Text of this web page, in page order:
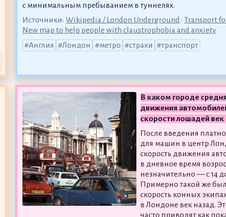
с минимальным пребыванием в туннелях.
Источники: Wikipedia / London Underground •Transport
New map to help people with claustrophobia and anxiety
Англия
Лондон метро страхи транспорт
В каком городе
движения
скорости лошадей век
После введения
для машин в центр
скорость движения
в дневное время
незначительно — с 14
Примерно такой же
скорость конных
в Лондоне век назад.
часто приводят как